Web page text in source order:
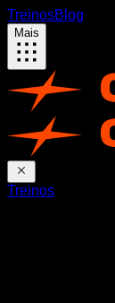
TreinosBlog
Mais
Treinos